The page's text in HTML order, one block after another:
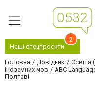
Наші спецпроєкти
2
Головна Довідник Освіта
іноземних мов
ABC
Полтаві